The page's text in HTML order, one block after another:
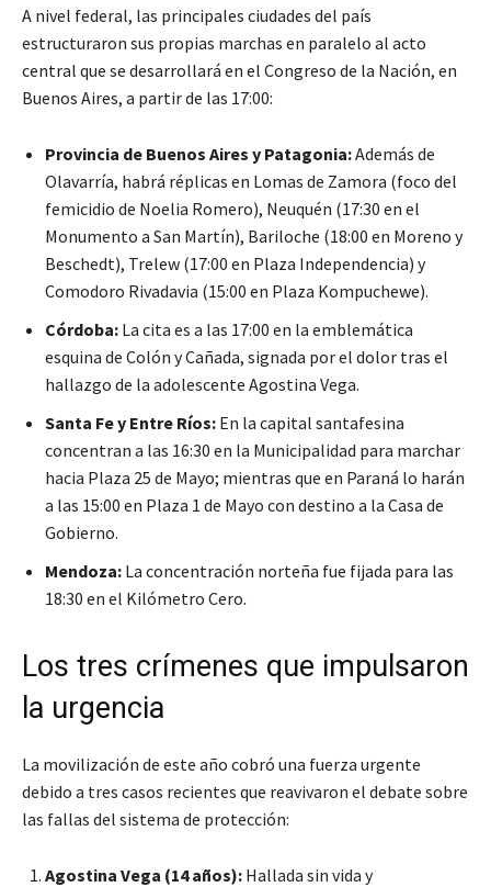
A nivel federal, las principales ciudades del país
estructuraron sus propias marchas en paralelo al acto
central que se desarrollará en el Congreso de la Nación, en
Buenos Aires, a partir de las 17:00:
Provincia de Buenos Aires y Patagonia:Además de
Olavarría, habrá réplicas en Lomas de Zamora (foco del
femicidio de Noelia Romero), Neuquén (17:30 en el
Monumento a San Martín), Bariloche (18:00 en Moreno y
Beschedt), Trelew (17:00 en Plaza Independencia) y
Comodoro Rivadavia (15:00 en Plaza Kompuchewe).
Córdoba: La cita es a las 17:00 en la emblemática
esquina de Colón y Cañada, signada por el dolor tras el
hallazgo de la adolescente Agostina Vega.
Santa Fe y Entre Ríos: En la capital santafesina
concentran a las 16:30 en la Municipalidad para marchar
hacia Plaza 25 de Mayo; mientras que en Paraná lo harán
a las 15:00 en Plaza 1 de Mayo con destino a la Casa de
Gobierno.
Mendoza: La concentración norteña fue fijada para las
18:30 en el Kilómetro Cero.
Los tres crímenes que impulsaron
la urgencia
La movilización de este año cobró una fuerza urgente
debido a tres casos recientes que reavivaron el debate sobre
las fallas del sistema de protección:
Agostina Vega (14 años): Hallada sin vida y